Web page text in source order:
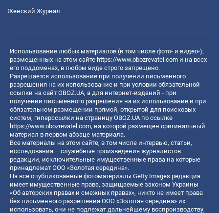
Женский Журнал
Использование любых материалов (в том числе фото- и видео-),
размещенных на этом сайте https://www.obozrevatel.com и на всех
его поддоменах, в любом виде строго запрещено.
Разрешается использование при получении письменного
разрешения на их использование и при условии обязательной
ссылки на сайт OBOZ.UA, а для интернет-изданий - при
получении письменного разрешения на их использование и при
обязательном размещении прямой, открытой для поисковых
систем, гиперссылки на страницу OBOZ.UA по ссылке
https://www.obozrevatel.com, на которой размещен оригинальный
материал в первом абзаце материала.
Все материалы на этом сайте, в том числе интервью, статьи,
исследования – служебные произведения журналистов
редакции, исключительные имущественные права на которые
принадлежат ООО «Золотая середина».
На все опубликованные фотоматериалы Getty Images редакция
имеет имущественные права, защищаемые законом Украины
«Об авторских правах и смежных правах», никто не имеет права
без письменного разрешения ООО «Золотая середина» их
использовать, они не подлежат дальнейшему воспроизводству,